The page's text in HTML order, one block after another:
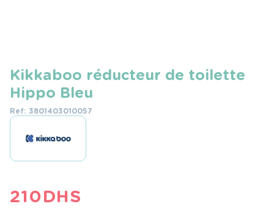
Kikkaboo réducteur de toilette
Hippo Bleu
Ref: 3801403010057
210DHS